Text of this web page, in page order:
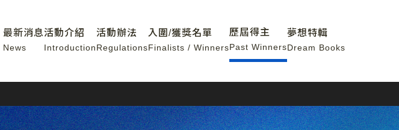
最新消息
News
活動介紹
Introduction
活動辦法
Regulations
入圍/獲獎名單
Finalists / Winners
歷屆得主
Past Winners
夢想特輯
Dream Books